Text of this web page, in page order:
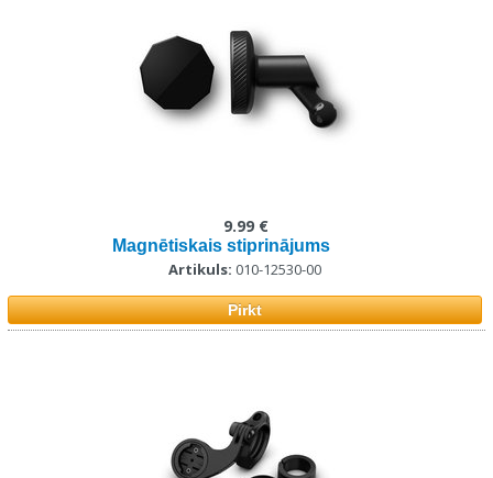
Magnētiskais stiprinājums
Artikuls: 010-12530-00
9.99 €
Pirkt